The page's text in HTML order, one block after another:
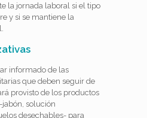
la jornada laboral si el tipo
y si se mantiene la
informado de las
que deben seguir de
provisto de los productos
solución
desechables- para